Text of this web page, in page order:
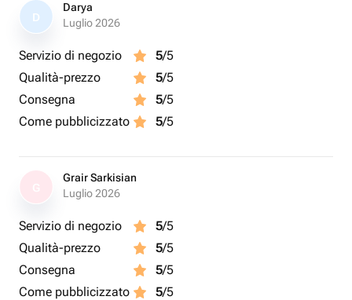
D
Darya
Luglio 2026
Servizio di negozio 5/5
Qualità-prezzo
5/5
Consegna
5/5
Come pubblicizzato
5/5
Grair Sarkisian
Luglio 2026
Servizio di negozio 5/5
Qualità-prezzo
5/5
Consegna
5/5
Come pubblicizzato
5/5